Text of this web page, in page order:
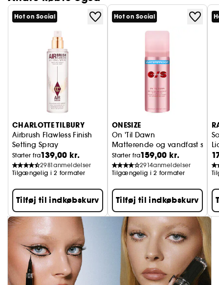
Hot on Social
CHARLOTTE TILBURY
Airbrush Flawless Finish
Setting Spray
Fikseringsspray til makeup
Starter fra139,00 kr.
2981anmeldelser
Tilgængelig i 2 formater
Tilføj til indkøbskurv
Hot on Social
ONESIZE
On 'Til Dawn
Matterende og vandfast
Starter fra159,00 kr.
2914anmeldelser
Tilgængelig i 2 formater
Tilføj til indkøbskurv